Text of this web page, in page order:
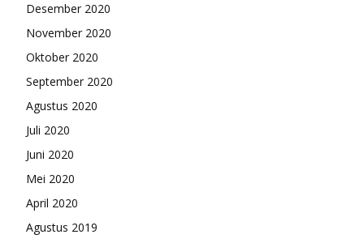
Desember 2020
November 2020
Oktober 2020
September 2020
Agustus 2020
Juli 2020
Juni 2020
Mei 2020
April 2020
Agustus 2019